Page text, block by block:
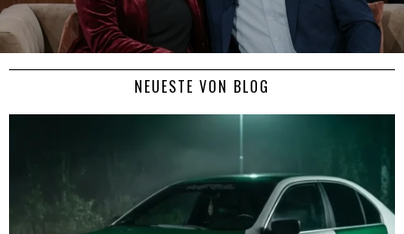
NEUESTE VON BLOG